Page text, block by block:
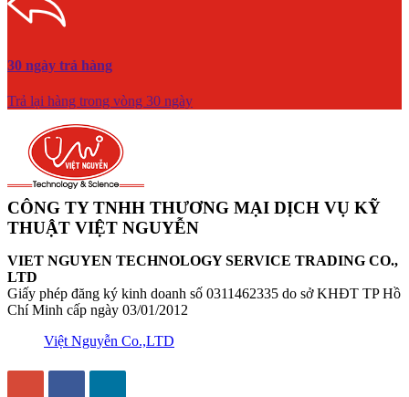
30 ngày trả hàng
Trả lại hàng trong vòng 30 ngày
CÔNG TY TNHH THƯƠNG MẠI DỊCH VỤ KỸ
THUẬT VIỆT NGUYỄN
VIET NGUYEN TECHNOLOGY SERVICE TRADING CO.,
LTD
Giấy phép đăng ký kinh doanh số 0311462335 do sở KHĐT TP Hồ
Chí Minh cấp ngày 03/01/2012
Việt Nguyễn Co.,LTD